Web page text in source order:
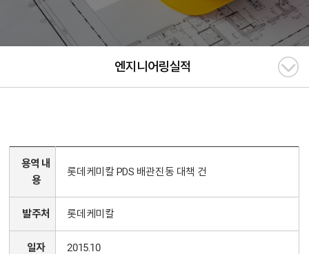
엔지니어링실적
용역 내
용
롯데케미칼 PDS 배관진동 대책 건
발주처 롯데케미칼
일자 2015.10